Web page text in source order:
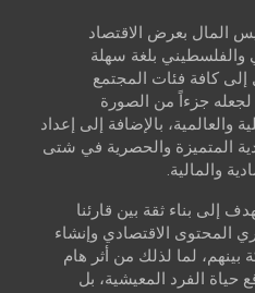
المال بعرض الاقتصاد
والفلسطيني بلغة سهلة
كافة فئات المجتمع
جزءاً من الصورة
والعالمية، بالإضافة إلى إعداد
المتميزة والحصرية في شتى
والمالية.
إلى بناء ثقة بين قارئنا
المحتوى الاقتصادي وإنشاء
بينهم، لما لذلك من أثر هام
حياة الفرد المعيشية، بل